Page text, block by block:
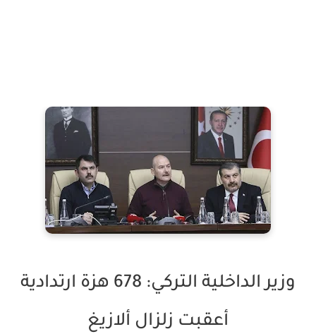
وزير الداخلية التركي: 678 هزة ارتدادية
أعقبت زلزال ألازيغ